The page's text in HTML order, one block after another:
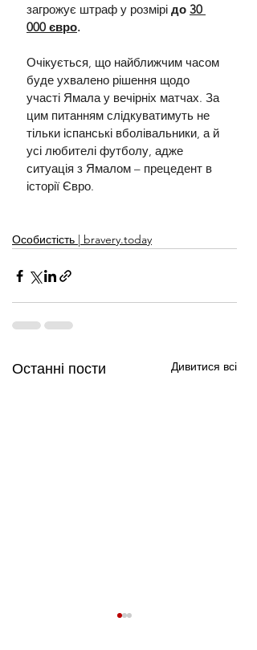
загрожує штраф у розмірі до 30
000 євро.
Очікується, що найближчим часом
буде ухвалено рішення щодо
участі Ямала у вечірніх матчах. За
цим питанням слідкуватимуть не
тільки іспанські вболівальники, а й
усі любителі футболу, адже
ситуація з Ямалом – прецедент в
історії Євро.
Особистість | bravery.today
Останні пости Дивитися всі